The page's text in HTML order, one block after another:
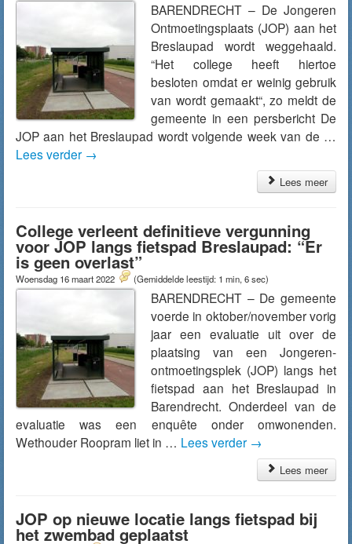
BARENDRECHT – De Jongeren
Ontmoetingsplaats (JOP) aan het
Breslaupad wordt weggehaald.
“Het college heeft hiertoe
besloten omdat er weinig gebruik
van wordt gemaakt“, zo meldt de
gemeente in een persbericht De
JOP aan het Breslaupad wordt volgende week van de …
Lees verder →
Lees meer
College verleent definitieve vergunning
voor JOP langs fietspad Breslaupad: “Er
is geen overlast”
Woensdag 16 maart 2022 (Gemiddelde leestijd: 1 min, 6 sec)
BARENDRECHT – De gemeente
voerde in oktober/november vorig
jaar een evaluatie uit over de
plaatsing van een Jongeren-
ontmoetingsplek (JOP) langs het
fietspad aan het Breslaupad in
Barendrecht. Onderdeel van de
evaluatie was een enquête onder omwonenden.
Wethouder Roopram liet in … Lees verder →
Lees meer
JOP op nieuwe locatie langs fietspad bij
het zwembad geplaatst